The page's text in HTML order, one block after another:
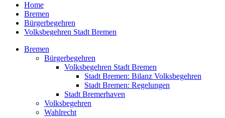
Home
Bremen
Bürgerbegehren
Volksbegehren Stadt Bremen
Bremen
Bürgerbegehren
Volksbegehren Stadt Bremen
Stadt Bremen: Bilanz Volksbegehren
Stadt Bremen: Regelungen
Stadt Bremerhaven
Volksbegehren
Wahlrecht